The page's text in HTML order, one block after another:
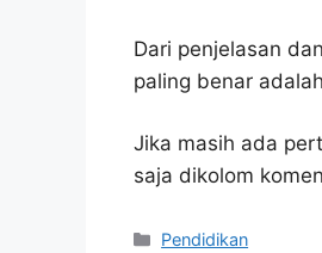
Dari penjelasan
paling benar
Jika masih ada
saja dikolom
Kategori
Pendidikan